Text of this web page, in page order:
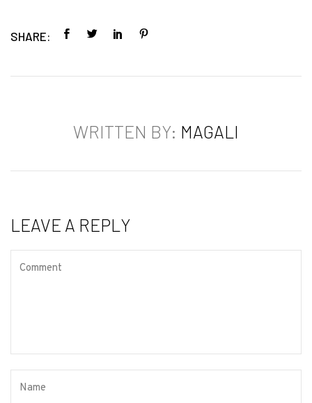
SHARE:
WRITTEN BY: MAGALI
LEAVE A REPLY